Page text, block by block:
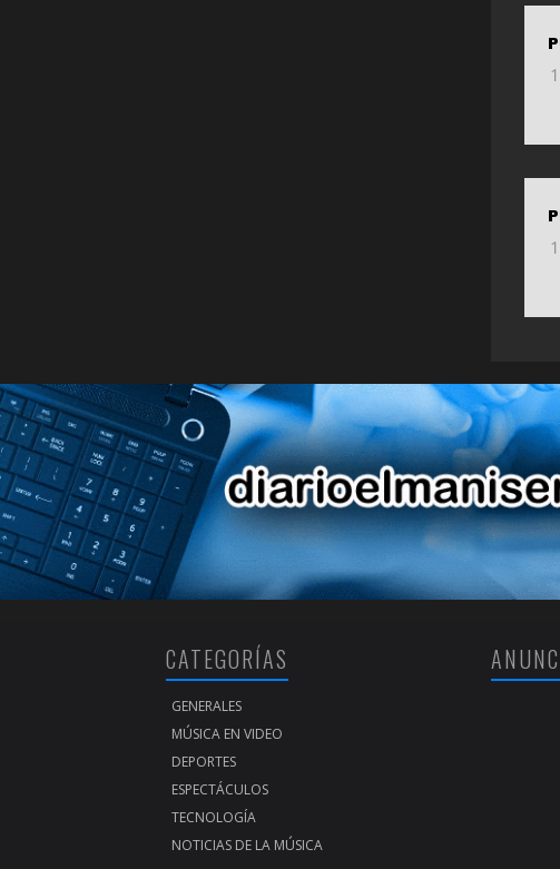
CATEGORÍAS
GENERALES
MÚSICA EN VIDEO
DEPORTES
ESPECTÁCULOS
TECNOLOGÍA
NOTICIAS DE LA MÚSICA